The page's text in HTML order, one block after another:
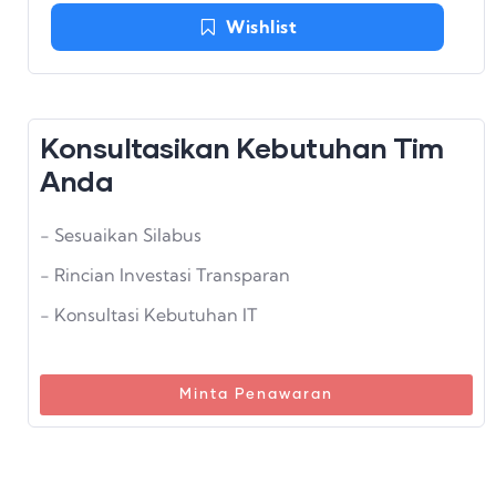
Wishlist
Konsultasikan Kebutuhan Tim
Anda
- Sesuaikan Silabus
- Rincian Investasi Transparan
- Konsultasi Kebutuhan IT
Minta Penawaran